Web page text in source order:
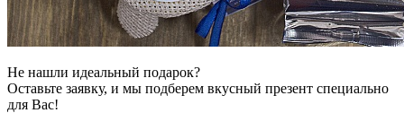
Не нашли идеальный подарок?
Оставьте заявку, и мы подберем вкусный презент специально
для Вас!